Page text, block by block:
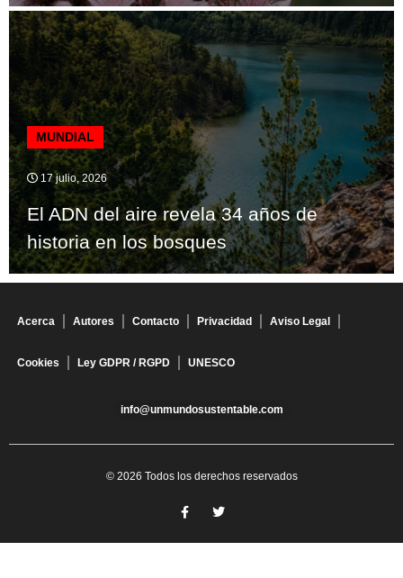
MUNDIAL
17 julio, 2026
El ADN del aire revela 34 años de
historia en los bosques
Acerca Autores Contacto Privacidad Aviso Legal
Cookies Ley GDPR / RGPD UNESCO
info@unmundosustentable.com
© 2026 Todos los derechos reservados